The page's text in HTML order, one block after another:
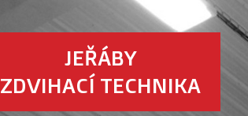
JEŘÁBY
ZDVIHACÍ TECHNIKA